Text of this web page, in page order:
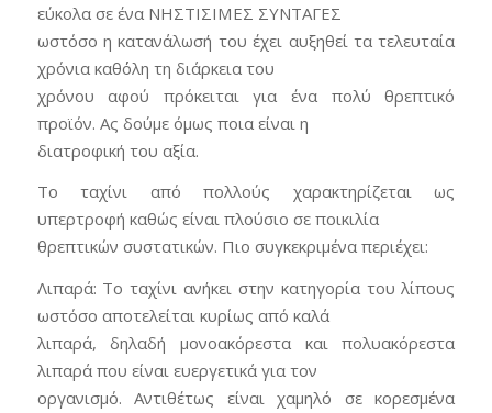
εύκολα σε ένα ΝΗΣΤΙΣΙΜΕΣ ΣΥΝΤΑΓΕΣ
ωστόσο η κατανάλωσή του έχει αυξηθεί τα τελευταία
χρόνια καθ΄όλη τη διάρκεια του
χρόνου αφού πρόκειται για ένα πολύ θρεπτικό
προϊόν. Ας δούμε όμως ποια είναι η
διατροφική του αξία.
Το ταχίνι από πολλούς χαρακτηρίζεται ως
υπερτροφή καθώς είναι πλούσιο σε ποικιλία
θρεπτικών συστατικών. Πιο συγκεκριμένα περιέχει:
Λιπαρά: Το ταχίνι ανήκει στην κατηγορία του λίπους
ωστόσο αποτελείται κυρίως από καλά
λιπαρά, δηλαδή μονοακόρεστα και πολυακόρεστα
λιπαρά που είναι ευεργετικά για τον
οργανισμό. Αντιθέτως είναι χαμηλό σε κορεσμένα